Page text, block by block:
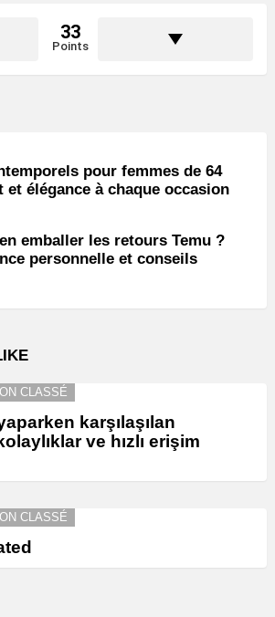
33
Points
pour femmes de 64
élégance à chaque occasion
emballer les retours Temu ?
personnelle et conseils
CLASSÉ
karşılaşılan
ve hızlı erişim
CLASSÉ